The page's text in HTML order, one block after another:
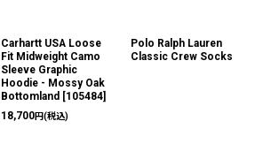
Carhartt USA Loose
Fit Midweight Camo
Sleeve Graphic
Hoodie - Mossy Oak
Bottomland [105484]
18,700円(税込)
Polo Ralph Lauren
Classic Crew Socks